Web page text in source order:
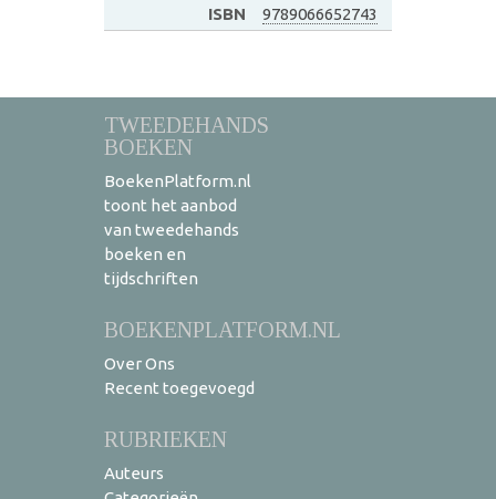
ISBN
9789066652743
TWEEDEHANDS
BOEKEN
BoekenPlatform.nl
toont het aanbod
van tweedehands
boeken en
tijdschriften
BOEKENPLATFORM.NL
Over Ons
Recent toegevoegd
RUBRIEKEN
Auteurs